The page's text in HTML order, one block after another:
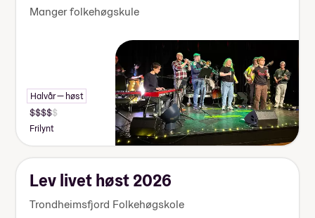
Manger folkehøgskule
Halvår — høst
Frilynt
Lev livet høst 2026
Trondheimsfjord Folkehøgskole